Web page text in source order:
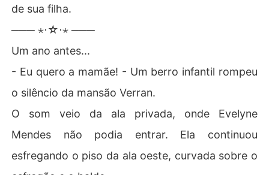
de sua filha.
─── ⋆⋅☆⋅⋆ ───
Um ano antes...
- Eu quero a mamãe! - Um berro infantil rompeu
o silêncio da mansão Verran.
O som veio da ala privada, onde Evelyne
Mendes não podia entrar. Ela continuou
esfregando o piso da ala oeste, curvada sobre o